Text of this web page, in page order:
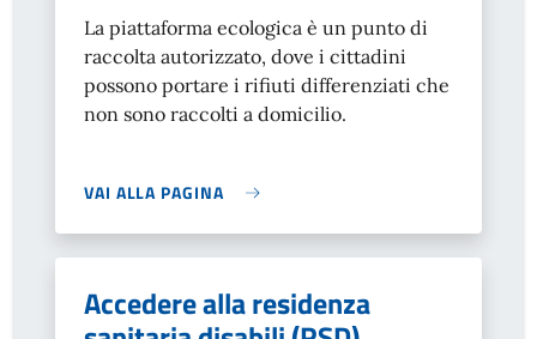
La piattaforma ecologica è un punto di
raccolta autorizzato, dove i cittadini
possono portare i rifiuti differenziati che
non sono raccolti a domicilio.
VAI ALLA PAGINA
Accedere alla residenza